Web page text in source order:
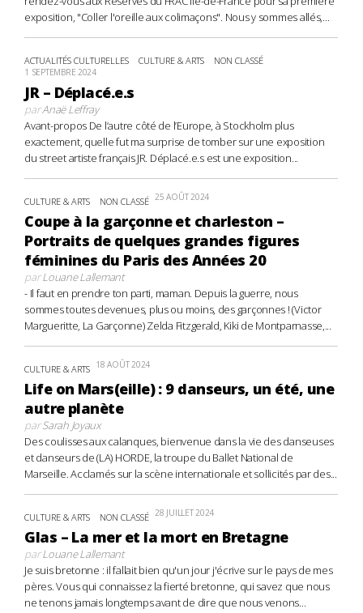
exposition, "Coller l'oreille aux colimaçons". Nous y sommes allés,...
ACTUALITÉS CULTURELLES CULTURE & ARTS NON CLASSÉ
1 SEPTEMBRE 2024
JR – Déplacé.e.s
parAnaë Leffray
Avant-propos De l’autre côté de l’Europe, à Stockholm plus
exactement, quelle fut ma surprise de tomber sur une exposition
du street artiste français JR. Déplacé.e.s est une exposition...
CULTURE & ARTS NON CLASSÉ 25 AOÛT 2024
Coupe à la garçonne et charleston –
Portraits de quelques grandes figures
féminines du Paris des Années 20
parLouane Lallemant
- Il faut en prendre ton parti, maman. Depuis la guerre, nous
sommes toutes devenues, plus ou moins, des garçonnes ! (Victor
Margueritte, La Garçonne) Zelda Fitzgerald, Kiki de Montparnasse,...
CULTURE & ARTS 18 AOÛT 2024
Life on Mars(eille) : 9 danseurs, un été, une
autre planète
parSarah Joyaux
Des coulisses aux calanques, bienvenue dans la vie des danseuses
et danseurs de (LA) HORDE, la troupe du Ballet National de
Marseille. Acclamés sur la scène internationale et sollicités par des...
CULTURE & ARTS NON CLASSÉ 28 JUILLET 2024
Glas – La mer et la mort en Bretagne
parLouane Lallemant
Je suis bretonne : il fallait bien qu'un jour j'écrive sur le pays de mes
pères. Vous qui connaissez la fierté bretonne, qui savez que nous
ne tenons jamais longtemps avant de dire que nous venons...